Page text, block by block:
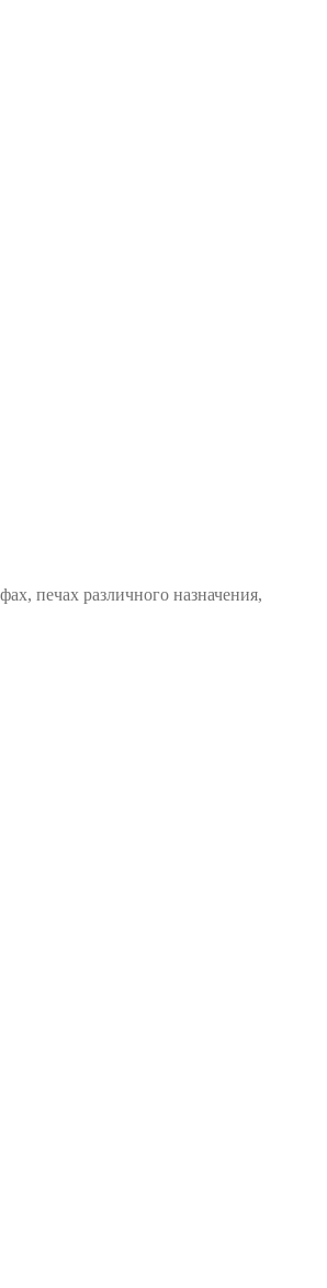
печах различного назначения,